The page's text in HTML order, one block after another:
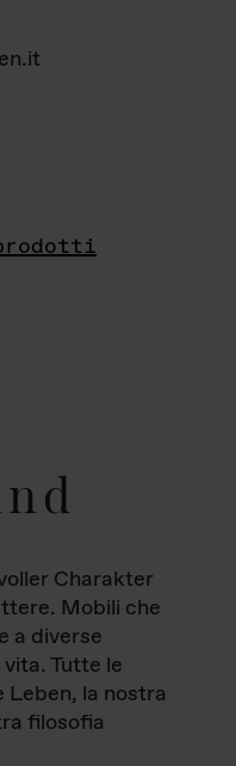
Charakter
Mobili che
a diverse
Tutte le
Leben, la nostra
filosofia